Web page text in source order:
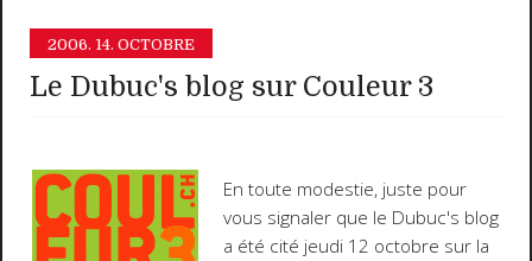
2006. 14. OCTOBRE
Le Dubuc's blog sur Couleur 3
En toute modestie, juste pour
vous signaler que le Dubuc's blog
a été cité jeudi 12 octobre sur la